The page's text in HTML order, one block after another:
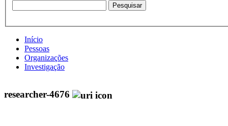
Início
Pessoas
Organizações
Investigação
researcher-4676